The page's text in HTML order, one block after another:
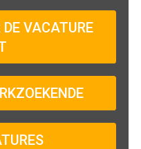
VACATURE